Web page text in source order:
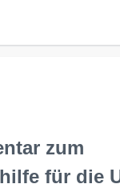
zum
für die